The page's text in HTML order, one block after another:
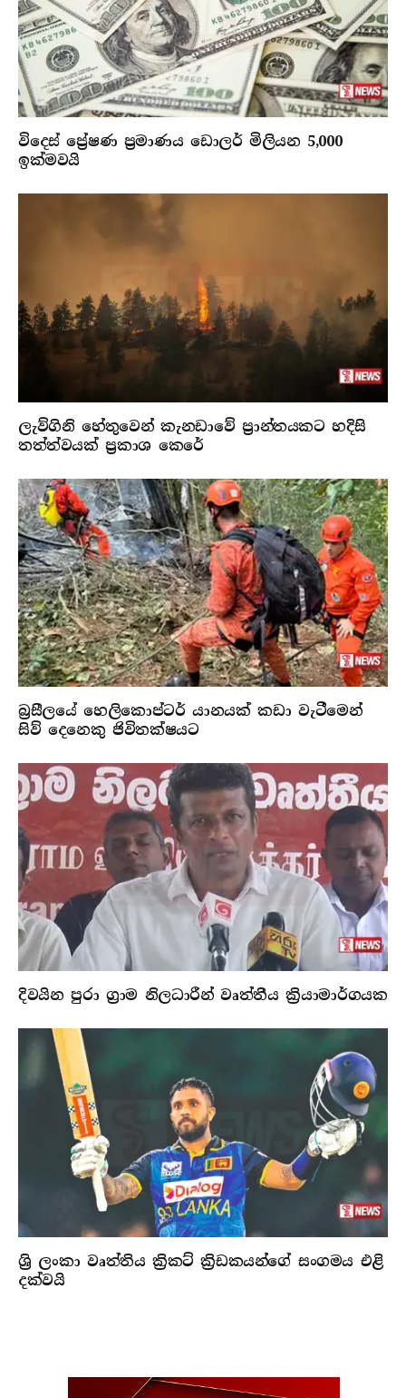
විදෙස් ප්‍රේෂණ ප්‍රමාණය ඩොලර් මිලියන 5,000
ඉක්මවයි
ලැව්ගිනි හේතුවෙන් කැනඩාවේ ප්‍රාන්තයකට හදිසි
තත්ත්වයක් ප්‍රකාශ කෙරේ
බ්‍රසීලයේ හෙලිකොප්ටර් යානයක් කඩා වැටීමෙන්
සිව් දෙනෙකු ජිවිතක්ෂයට
දිවයින පුරා ග්‍රාම නිලධාරීන් වෘත්තීය ක්‍රියාමාර්ගයක
ශ්‍රි ලංකා වෘත්තිය ක්‍රිකට් ක්‍රිඩකයන්ගේ සංගමය එළි
දක්වයි